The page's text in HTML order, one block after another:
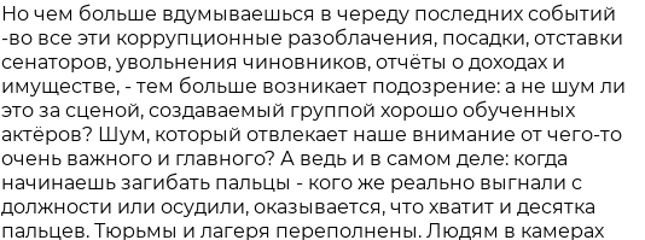
Но чем больше вдумываешься в череду последних событий
-во все эти коррупционные разоблачения, посадки, отставки
сенаторов, увольнения чиновников, отчёты о доходах и
имуществе, - тем больше возникает подозрение: а не шум ли
это за сценой, создаваемый группой хорошо обученных
актёров? Шум, который отвлекает наше внимание от чего-то
очень важного и главного? А ведь и в самом деле: когда
начинаешь загибать пальцы - кого же реально выгнали с
должности или осудили, оказывается, что хватит и десятка
пальцев. Тюрьмы и лагеря переполнены. Людям в камерах